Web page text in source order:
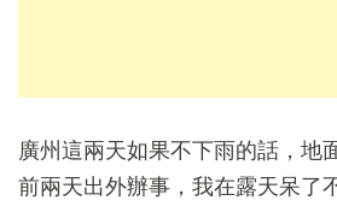
廣州這兩天如果不下雨的話，地
前兩天出外辦事，我在露天呆了